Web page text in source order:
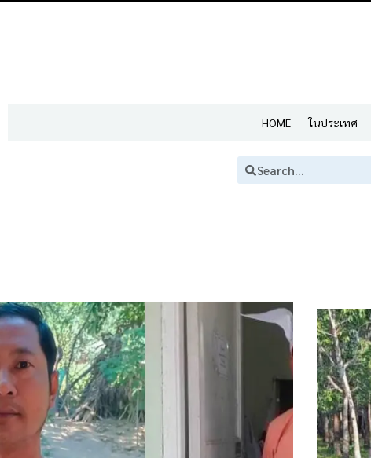
HOME ในประเทศ